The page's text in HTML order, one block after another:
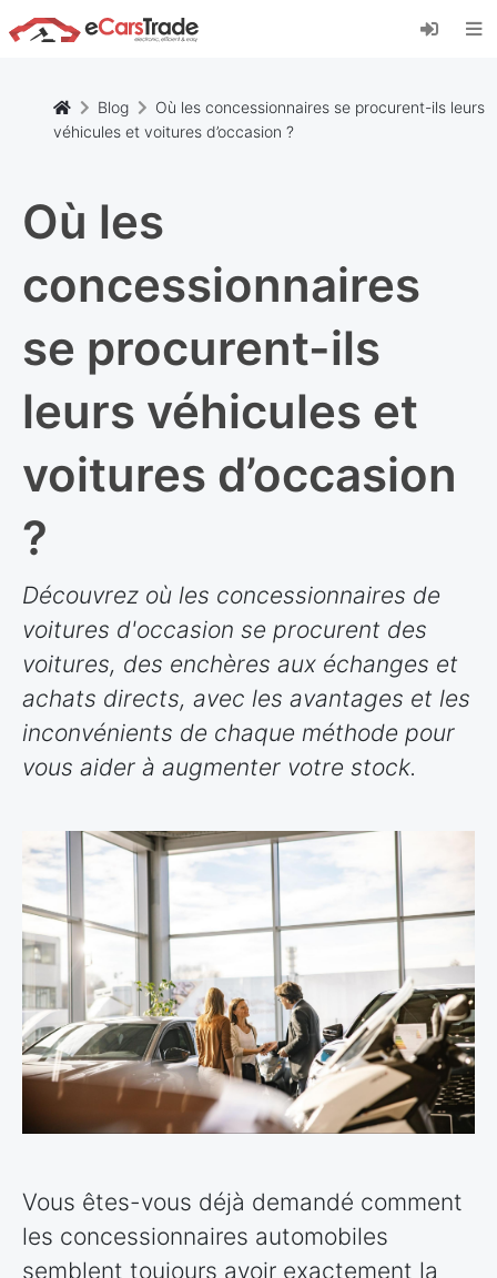
Installez l'application web eCarsTrade, ajoutez-
la à votre écran d'accueil et recevez des mises
Installer
Annuler
Blog
Où les concessionnaires se procurent-ils leurs
véhicules et voitures d’occasion ?
Où les
concessionnaires
se procurent-ils
leurs véhicules et
voitures d’occasion
?
Découvrez où les concessionnaires de
voitures d'occasion se procurent des
voitures, des enchères aux échanges et
achats directs, avec les avantages et les
inconvénients de chaque méthode pour
vous aider à augmenter votre stock.
Vous êtes-vous déjà demandé comment
les concessionnaires automobiles
semblent toujours avoir exactement la